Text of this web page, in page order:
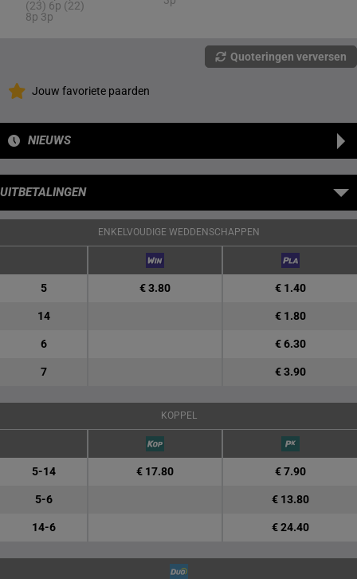
(23) 6p (22)
8p 3p
Quoteringen verversen
Jouw favoriete paarden
NIEUWS
UITBETALINGEN
ENKELVOUDIGE WEDDENSCHAPPEN
5 € 3.80 € 1.40
14 € 1.80
6 € 6.30
7 € 3.90
KOPPEL
5-14 € 17.80 € 7.90
5-6 € 13.80
14-6 € 24.40